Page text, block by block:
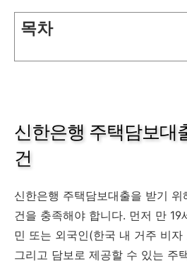
목차
신한은행 주택담보대
건
신한은행 주택담보대출을 받기
건을 충족해야 합니다. 먼저 만 19
민 또는 외국인(한국 내 거주 비
그리고 담보로 제공할 수 있는 주